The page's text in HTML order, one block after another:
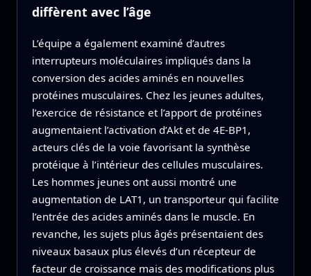
diffèrent avec l’âge
L’équipe a également examiné d’autres
interrupteurs moléculaires impliqués dans la
conversion des acides aminés en nouvelles
protéines musculaires. Chez les jeunes adultes,
l’exercice de résistance et l’apport de protéines
augmentaient l’activation d’Akt et de 4E‑BP1,
acteurs clés de la voie favorisant la synthèse
protéique à l’intérieur des cellules musculaires.
Les hommes jeunes ont aussi montré une
augmentation de LAT1, un transporteur qui facilite
l’entrée des acides aminés dans le muscle. En
revanche, les sujets plus âgés présentaient des
niveaux basaux plus élevés d’un récepteur de
facteur de croissance mais des modifications plus